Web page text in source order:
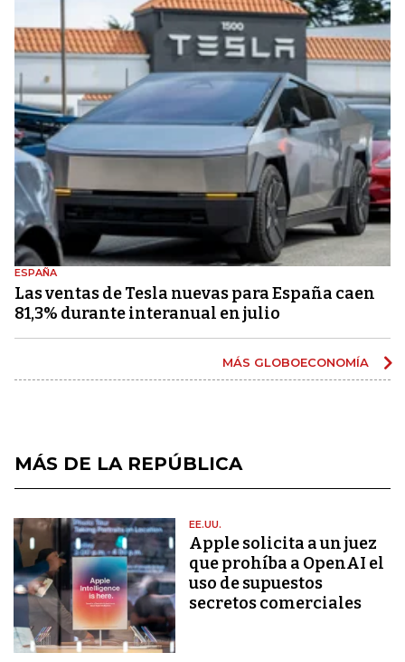
ESPAÑA
Las ventas de Tesla nuevas para España caen
81,3% durante interanual en julio
MÁS GLOBOECONOMÍA
MÁS DE LA REPÚBLICA
EE.UU.
Apple solicita a un juez
que prohíba a OpenAI el
uso de supuestos
secretos comerciales